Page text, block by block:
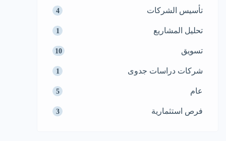
تأسيس الشركات 4
تحليل المشاريع 1
تسويق 10
شركات دراسات جدوى 1
عام 5
فرص استثمارية 3